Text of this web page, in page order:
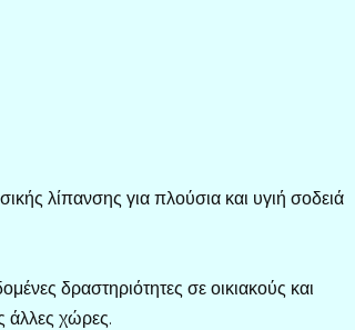
λίπανσης για πλούσια και υγιή σοδειά
δραστηριότητες σε οικιακούς και
άλλες χώρες.